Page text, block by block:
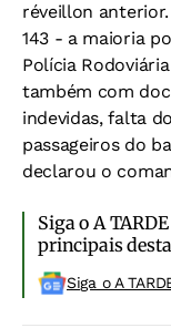
réveillon
143 - a maioria
Polícia
também com
indevidas, falta
passageiros do
declarou o
Siga o A
principais
Siga o A